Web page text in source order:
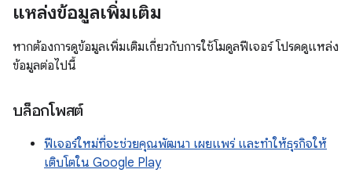
แหล่งข้อมูลเพิ่มเติม
หากต้องการดูข้อมูลเพิ่มเติมเกี่ยวกับการใช้โมดูลฟีเจอร์ โปรดดูแหล่ง
ข้อมูลต่อไปนี้
บล็อกโพสต์
ฟีเจอร์ใหม่ที่จะช่วยคุณพัฒนา เผยแพร่ และทำให้ธุรกิจให้
เติบโตใน Google Play